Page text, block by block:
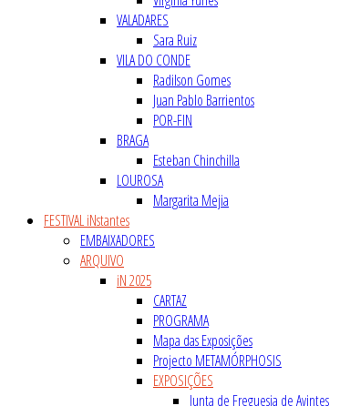
VALADARES
Sara Ruiz
VILA DO CONDE
Radilson Gomes
Juan Pablo Barrientos
POR-FIN
BRAGA
Esteban Chinchilla
LOUROSA
Margarita Mejia
FESTIVAL iNstantes
EMBAIXADORES
ARQUIVO
iN 2025
CARTAZ
PROGRAMA
Mapa das Exposições
Projecto METAMÓRPHOSIS
EXPOSIÇÕES
Junta de Freguesia de Avintes